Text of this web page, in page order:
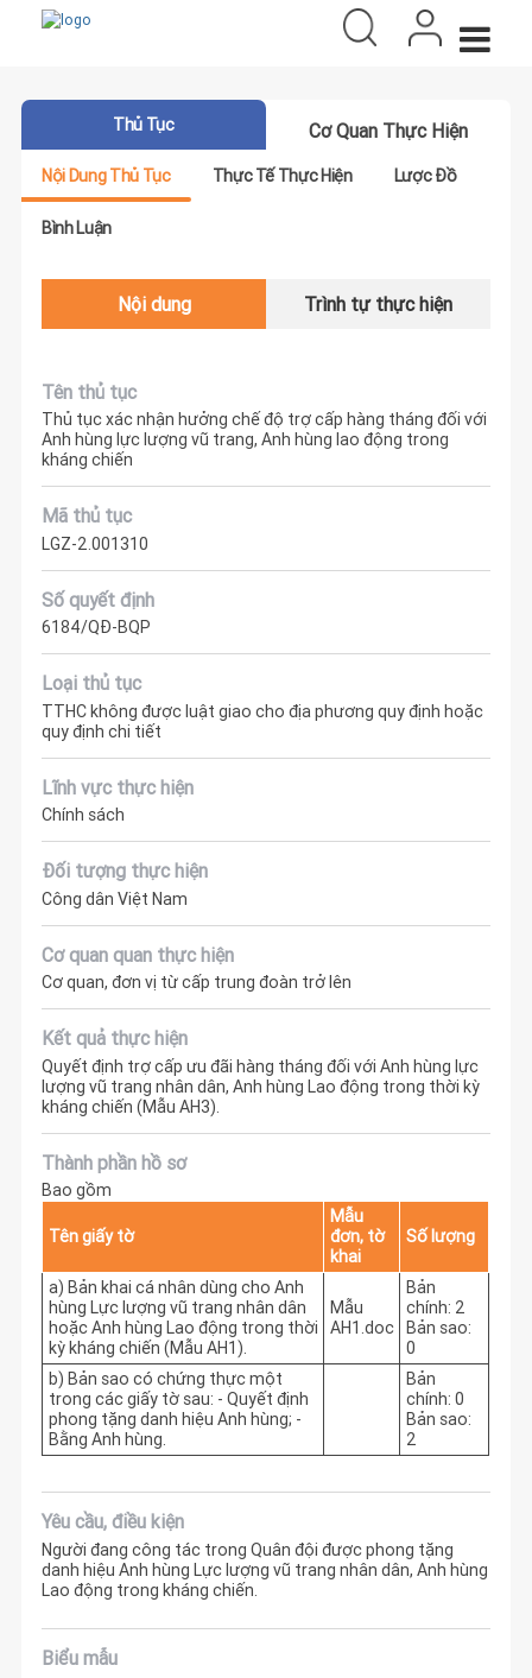
Thủ Tục Cơ Quan Thực Hiện
Nội Dung Thủ Tục Thực Tế Thực Hiện Lược Đồ
Bình Luận
Nội dung Trình tự thực hiện
Tên thủ tục
Thủ tục xác nhận hưởng chế độ trợ cấp hàng tháng đối với
Anh hùng lực lượng vũ trang, Anh hùng lao động trong
kháng chiến
Mã thủ tục
LGZ-2.001310
Số quyết định
6184/QĐ-BQP
Loại thủ tục
TTHC không được luật giao cho địa phương quy định hoặc
quy định chi tiết
Lĩnh vực thực hiện
Chính sách
Đối tượng thực hiện
Công dân Việt Nam
Cơ quan quan thực hiện
Cơ quan, đơn vị từ cấp trung đoàn trở lên
Kết quả thực hiện
Quyết định trợ cấp ưu đãi hàng tháng đối với Anh hùng lực
lượng vũ trang nhân dân, Anh hùng Lao động trong thời kỳ
kháng chiến (Mẫu AH3).
Thành phần hồ sơ
Bao gồm
Tên giấy tờ
Mẫu
đơn, tờ
khai
Số lượng
a) Bản khai cá nhân dùng cho Anh
hùng Lực lượng vũ trang nhân dân
hoặc Anh hùng Lao động trong thời
kỳ kháng chiến (Mẫu AH1).
Mẫu
AH1.doc
Bản
chính: 2
Bản sao:
0
b) Bản sao có chứng thực một
trong các giấy tờ sau: - Quyết định
phong tặng danh hiệu Anh hùng; -
Bằng Anh hùng.
Bản
chính: 0
Bản sao:
2
Yêu cầu, điều kiện
Người đang công tác trong Quân đội được phong tặng
danh hiệu Anh hùng Lực lượng vũ trang nhân dân, Anh hùng
Lao động trong kháng chiến.
Biểu mẫu